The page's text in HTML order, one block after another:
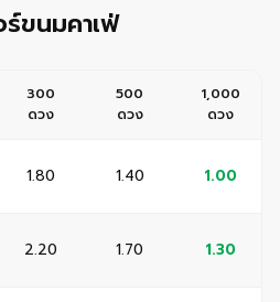
ร์ขนมคาเฟ่
300
ดวง
500
ดวง
1,000
ดวง
1.80 1.40 1.00
2.20 1.70 1.30